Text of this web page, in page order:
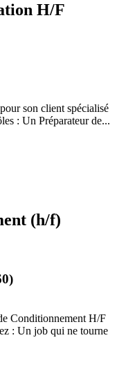
H/F
son client spécialisé
: Un Préparateur de...
(h/f)
Conditionnement H/F
: Un job qui ne tourne